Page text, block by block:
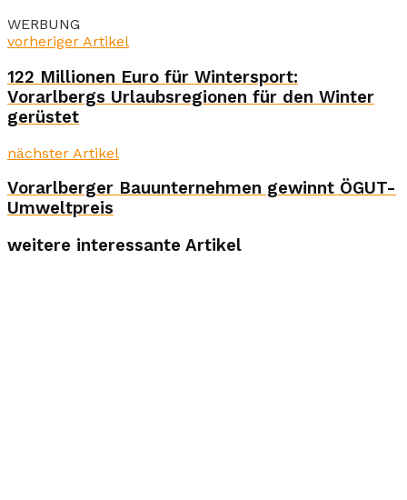
WERBUNG
vorheriger Artikel
122 Millionen Euro für Wintersport:
Vorarlbergs Urlaubsregionen für den Winter
gerüstet
nächster Artikel
Vorarlberger Bauunternehmen gewinnt ÖGUT-
Umweltpreis
weitere interessante Artikel